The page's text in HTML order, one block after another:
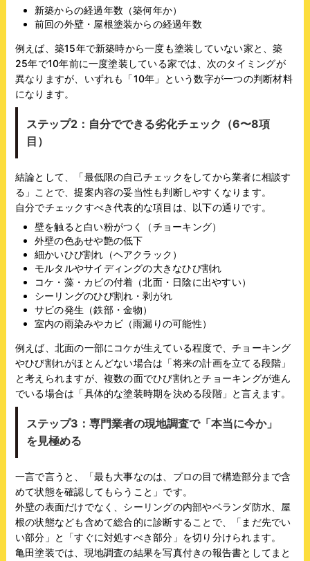
新築からの経過年数（築何年か）
前回の外壁・屋根塗装からの経過年数
例えば、築15年で新築時から一度も塗装していない家と、築
25年で10年前に一度塗装している家では、次のタイミングが
異なりますが、いずれも「10年」という数字が一つの判断材料
になります。
ステップ2：自分でできる劣化チェック（6〜8項
目）
結論として、「最低限の自己チェックをしてから業者に相談す
る」ことで、提案内容の妥当性も判断しやすくなります。
自分でチェックすべき代表的な項目は、以下の通りです。
壁を触ると白い粉がつく（チョーキング）
外壁の色あせや艶の低下
細かいひび割れ（ヘアクラック）
モルタルやサイディングの大きなひび割れ
コケ・藻・カビの付着（北面・日陰に出やすい）
シーリングのひび割れ・剥がれ
サビの発生（鉄部・金物）
室内の雨染みやカビ（雨漏りの可能性）
例えば、北面の一部にコケが生えている程度で、チョーキング
やひび割れがほとんどない場合は「将来の計画を立てる段階」
と考えられますが、複数の面でひび割れとチョーキングが進ん
でいる場合は「具体的な塗装時期を決める段階」と言えます。
ステップ3：専門業者の現地調査で「本当に今か」
を見極める
一言で言うと、「最も大事なのは、プロの目で構造部分まで含
めて状態を確認してもらうこと」です。
外壁の表面だけでなく、シーリングの内部やベランダ防水、屋
根の状態なども含めて総合的に診断することで、「まだ先でい
い部分」と「すぐに対処すべき部分」を切り分けられます。
亀田塗装では、現地調査の結果を写真付きの報告書としてまと